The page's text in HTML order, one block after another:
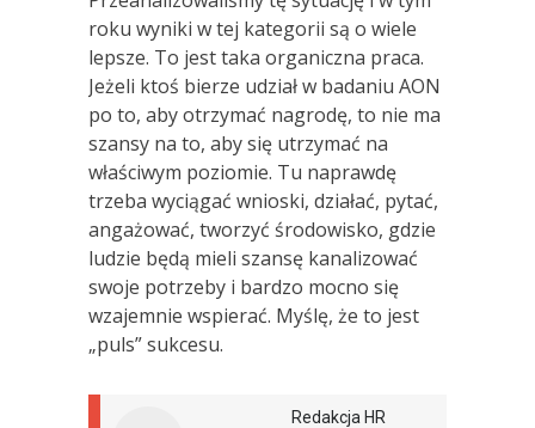
roku wyniki w tej kategorii są o wiele
lepsze. To jest taka organiczna praca.
Jeżeli ktoś bierze udział w badaniu AON
po to, aby otrzymać nagrodę, to nie ma
szansy na to, aby się utrzymać na
właściwym poziomie. Tu naprawdę
trzeba wyciągać wnioski, działać, pytać,
angażować, tworzyć środowisko, gdzie
ludzie będą mieli szansę kanalizować
swoje potrzeby i bardzo mocno się
wzajemnie wspierać. Myślę, że to jest
„puls” sukcesu.
Redakcja HR